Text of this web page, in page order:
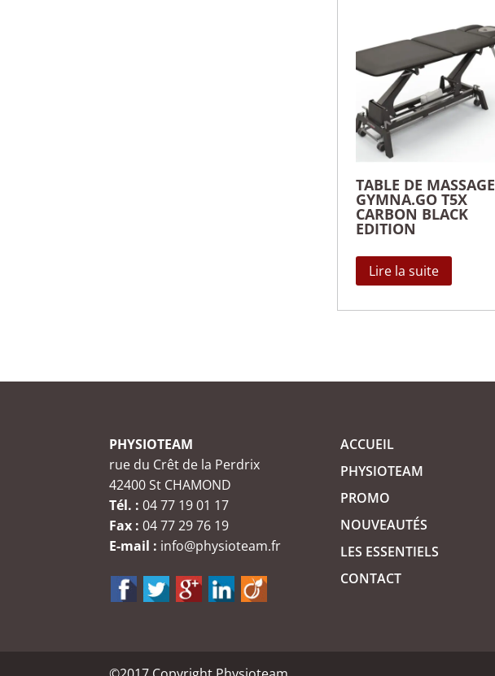
TABLE DE MASSAGE
GYMNA.GO T5X
CARBON BLACK
EDITION
Lire la suite
PHYSIOTEAM
rue du Crêt de la Perdrix
42400 St CHAMOND
Tél. : 04 77 19 01 17
Fax : 04 77 29 76 19
E-mail : info@physioteam.fr
ACCUEIL
PHYSIOTEAM
PROMO
NOUVEAUTÉS
LES ESSENTIELS
CONTACT